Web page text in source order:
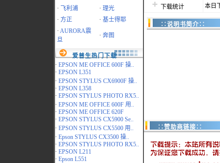
·
飞利浦 · 理光
· 方正 · 基士得耶
· AURORA震
旦
· 奔图
爱普生热门下载
· EPSON ME OFFICE 600F 操..
· EPSON L351
· EPSON STYLUS CX6900F 操..
· EPSON L358
· EPSON STYLUS PHOTO RX5..
· EPSON ME OFFICE 600F 用..
· EPSON ME OFFICE 620F
· EPSON STYLUS CX5900 Se..
· EPSON STYLUS CX5500 用..
· Epson STYLUS CX3500 操..
· EPSON STYLUS PHOTO RX5..
· EPSON L211
· Epson L551
下载统计 本日
∷说明书简介∷
∷赞助商链接∷